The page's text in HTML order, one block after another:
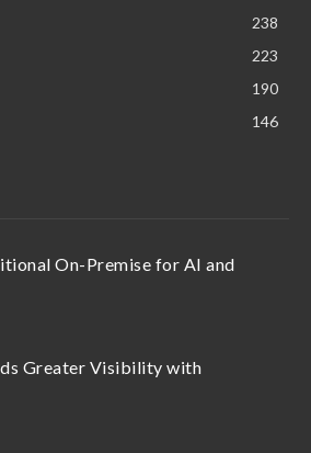
238
223
190
146
On-Premise for AI and
Greater Visibility with